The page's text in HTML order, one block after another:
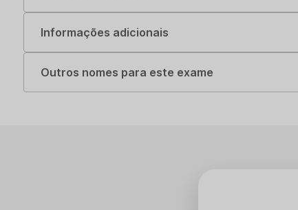
Informações adicionais
Outros nomes para este exame